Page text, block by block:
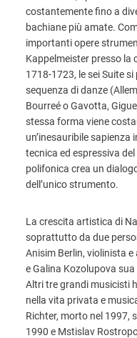
costantemente fino a
bachiane più amate.
importanti opere
Kappelmeister presso la
1718-1723, le sei Suite
sequenza di danze
Bourreé o Gavotta,
stessa forma viene
un’inesauribile
tecnica ed espressiva
polifonica crea un
dell’unico strumento.
La crescita artistica di
soprattutto da due
Anisim Berlin, violinista
e Galina Kozolupova
Altri tre grandi musicisti
nella vita privata e
Richter, morto nel 1997,
1990 e Mstislav